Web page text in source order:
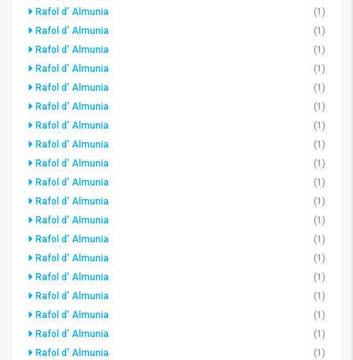
Rafol d' Almunia
(1)
Rafol d' Almunia
(1)
Rafol d' Almunia
(1)
Rafol d' Almunia
(1)
Rafol d' Almunia
(1)
Rafol d' Almunia
(1)
Rafol d' Almunia
(1)
Rafol d' Almunia
(1)
Rafol d' Almunia
(1)
Rafol d' Almunia
(1)
Rafol d' Almunia
(1)
Rafol d' Almunia
(1)
Rafol d' Almunia
(1)
Rafol d' Almunia
(1)
Rafol d' Almunia
(1)
Rafol d' Almunia
(1)
Rafol d' Almunia
(1)
Rafol d' Almunia
(1)
Rafol d' Almunia
(1)